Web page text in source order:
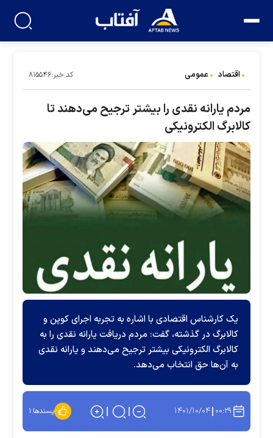
اقتصاد عمومی کد خبر:۸۱۵۵۴۶
مردم یارانه نقدی را بیشتر ترجیح می‌دهند تا
کالابرگ الکترونیکی
یک کارشناس اقتصادی با اشاره به تجربه اجرای کوپن و
کالابرگ در گذشته، گفت: مردم دریافت یارانه نقدی را به
کالابرگ الکترونیکی بیشتر ترجیح می‌دهند و یارانه نقدی
به آن‌ها حق انتخاب می‌دهد.
۰۰:۲۹ ۱۴۰۱/۱۰/۰۴ پسندها:۱